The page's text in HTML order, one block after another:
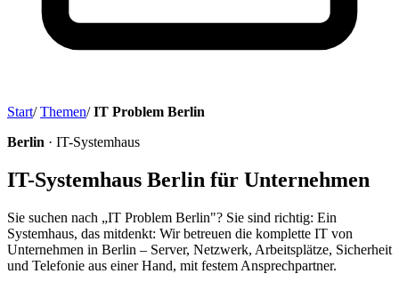
Start/ Themen/ IT Problem Berlin
Berlin · IT-Systemhaus
IT-Systemhaus Berlin für Unternehmen
Sie suchen nach „IT Problem Berlin"? Sie sind richtig: Ein
Systemhaus, das mitdenkt: Wir betreuen die komplette IT von
Unternehmen in Berlin – Server, Netzwerk, Arbeitsplätze, Sicherheit
und Telefonie aus einer Hand, mit festem Ansprechpartner.